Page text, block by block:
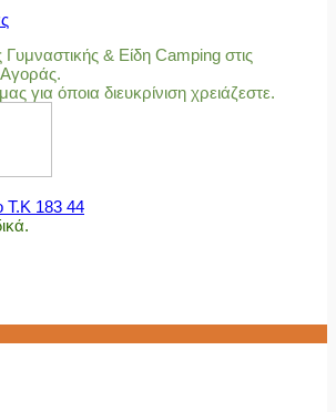
& Είδη Camping στις
Αγοράς.
για όποια διευκρίνιση χρειάζεστε.
Τ.Κ 183 44